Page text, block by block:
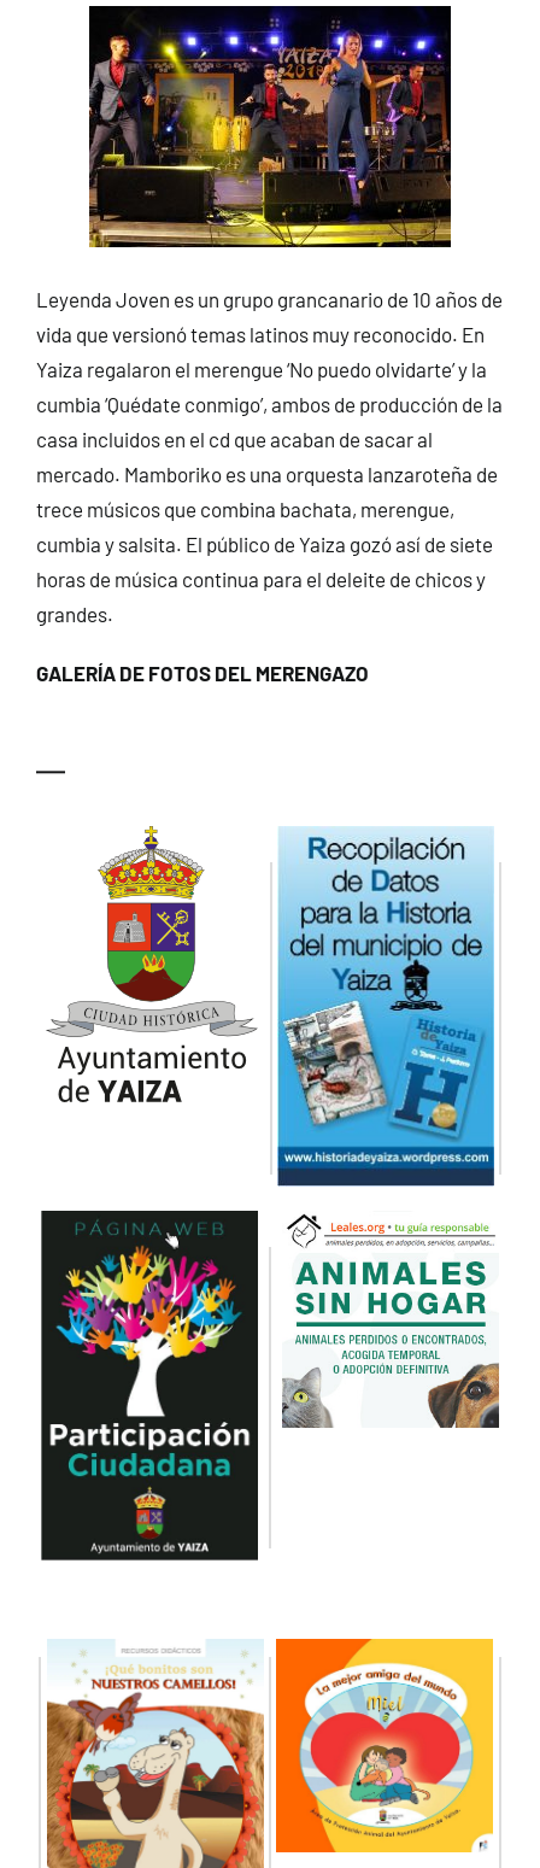
Leyenda Joven es un grupo grancanario de 10 años de
vida que versionó temas latinos muy reconocido. En
Yaiza regalaron el merengue ‘No puedo olvidarte’ y la
cumbia ‘Quédate conmigo’, ambos de producción de la
casa incluidos en el cd que acaban de sacar al
mercado. Mamboriko es una orquesta lanzaroteña de
trece músicos que combina bachata, merengue,
cumbia y salsita. El público de Yaiza gozó así de siete
horas de música continua para el deleite de chicos y
grandes.
GALERÍA DE FOTOS DEL MERENGAZO
—